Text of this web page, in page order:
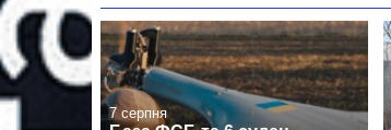
7 серпня